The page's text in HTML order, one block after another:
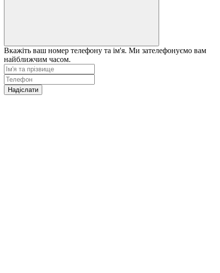
Вкажіть ваш номер телефону та ім'я. Ми зателефонуємо вам
найближчим часом.
Надіслати